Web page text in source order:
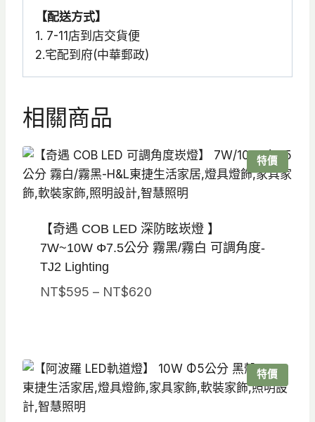
【配送方式】
1. 7-11店到店交貨便
2.宅配到府(中華郵政)
相關商品
特價
【奇遇 COB LED 深防眩崁燈 】
7W~10W Φ7.5公分 霧黑/霧白 可調角度-
TJ2 Lighting
NT$595 – NT$620價
NT$595
到
特價